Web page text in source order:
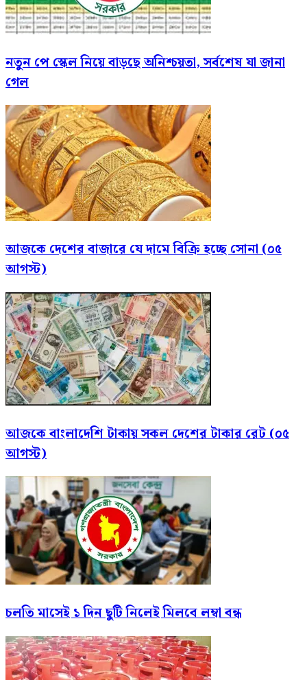
নতুন পে স্কেল নিয়ে বাড়ছে অনিশ্চয়তা, সর্বশেষ যা জানা
গেল
আজকে দেশের বাজারে যে দামে বিক্রি হচ্ছে সোনা (০৫
আগস্ট)
আজকে বাংলাদেশি টাকায় সকল দেশের টাকার রেট (০৫
আগস্ট)
চলতি মাসেই ১ দিন ছুটি নিলেই মিলবে লম্বা বন্ধ